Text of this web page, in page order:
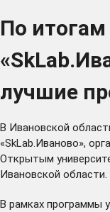
По
лучшие
В Ивановской
«SkLab.Иваново»,
Открытым
Ивановской области.
В рамках программы